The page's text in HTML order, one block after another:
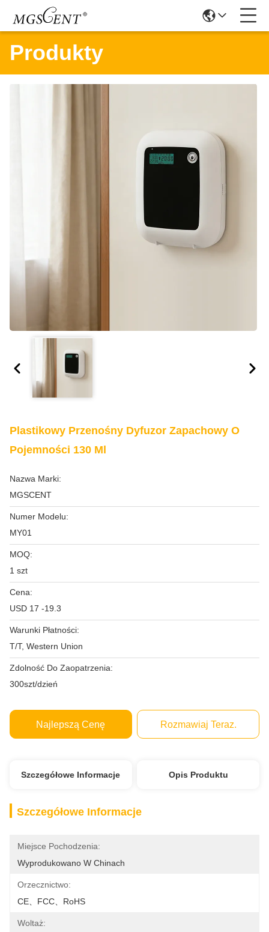
Produkty
Plastikowy Przenośny Dyfuzor Zapachowy O
Pojemności 130 Ml
Nazwa Marki:
MGSCENT
Numer Modelu:
MY01
MOQ:
1 szt
Cena:
USD 17 -19.3
Warunki Płatności:
T/T, Western Union
Zdolność Do Zaopatrzenia:
300szt/dzień
Najlepszą Cenę Rozmawiaj Teraz.
Szczegółowe Informacje Opis Produktu
Szczegółowe Informacje
Miejsce Pochodzenia:
Wyprodukowano W Chinach
Orzecznictwo:
CE、FCC、RoHS
Woltaż: